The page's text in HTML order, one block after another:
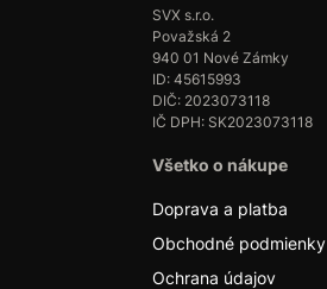
SVX s.r.o.
Považská 2
940 01 Nové Zámky
ID: 45615993
DIČ: 2023073118
IČ DPH: SK2023073118
Všetko o nákupe
Doprava a platba
Obchodné podmienky
Ochrana údajov